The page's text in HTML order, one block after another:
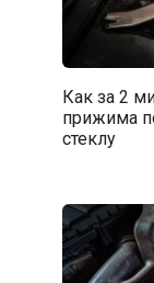
Как за 2
прижима
стеклу